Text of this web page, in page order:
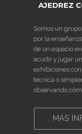
AJEDREZ
Somos un
por la
de un espacio
acudir y jugar
exhibiciones
tecnica o
observando
MÁS